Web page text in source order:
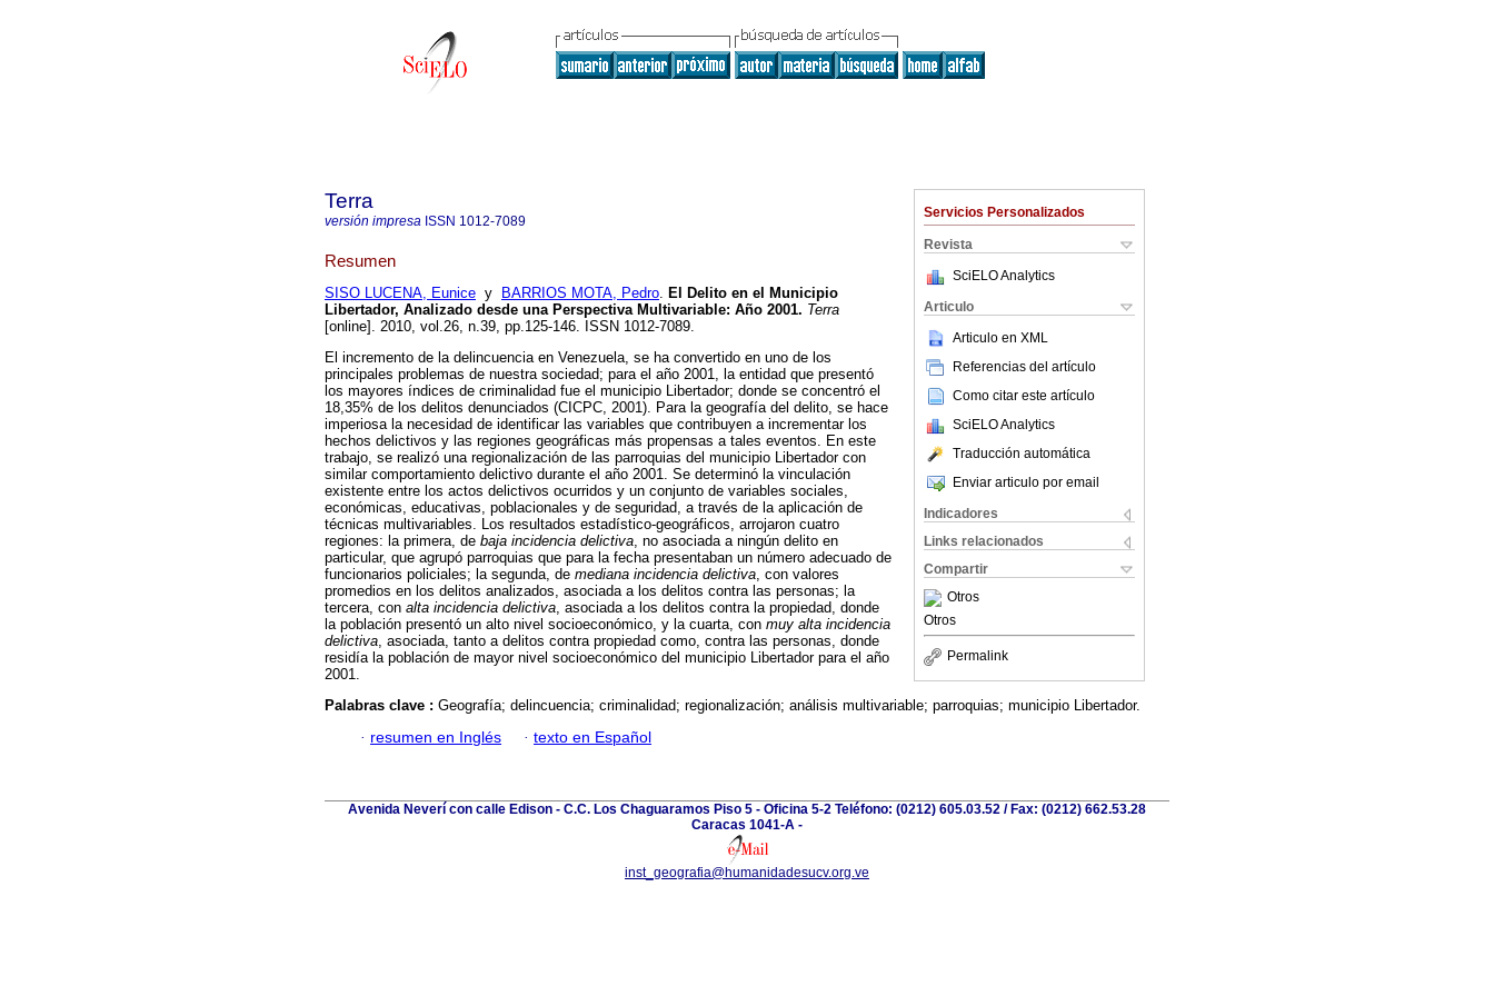
Servicios Personalizados
Revista
SciELO Analytics
Articulo
Articulo en XML
Referencias del artículo
Como citar este artículo
SciELO Analytics
Traducción automática
Enviar articulo por email
Indicadores
Links relacionados
Compartir
Otros
Otros
Permalink
Terra
versión impresa ISSN 1012-7089
Resumen
SISO LUCENA, Eunice y BARRIOS MOTA, Pedro. El Delito en el Municipio
Libertador, Analizado desde una Perspectiva Multivariable: Año 2001. Terra
[online]. 2010, vol.26, n.39, pp.125-146. ISSN 1012-7089.
El incremento de la delincuencia en Venezuela, se ha convertido en uno de los
principales problemas de nuestra sociedad; para el año 2001, la entidad que presentó
los mayores índices de criminalidad fue el municipio Libertador; donde se concentró el
18,35% de los delitos denunciados (CICPC, 2001). Para la geografía del delito, se hace
imperiosa la necesidad de identificar las variables que contribuyen a incrementar los
hechos delictivos y las regiones geográficas más propensas a tales eventos. En este
trabajo, se realizó una regionalización de las parroquias del municipio Libertador con
similar comportamiento delictivo durante el año 2001. Se determinó la vinculación
existente entre los actos delictivos ocurridos y un conjunto de variables sociales,
económicas, educativas, poblacionales y de seguridad, a través de la aplicación de
técnicas multivariables. Los resultados estadístico-geográficos, arrojaron cuatro
regiones: la primera, de baja incidencia delictiva, no asociada a ningún delito en
particular, que agrupó parroquias que para la fecha presentaban un número adecuado de
funcionarios policiales; la segunda, de mediana incidencia delictiva, con valores
promedios en los delitos analizados, asociada a los delitos contra las personas; la
tercera, con alta incidencia delictiva, asociada a los delitos contra la propiedad, donde
la población presentó un alto nivel socioeconómico, y la cuarta, con muy alta incidencia
delictiva, asociada, tanto a delitos contra propiedad como, contra las personas, donde
residía la población de mayor nivel socioeconómico del municipio Libertador para el año
2001.
Palabras clave : Geografía; delincuencia; criminalidad; regionalización; análisis multivariable; parroquias; municipio Libertador.
· resumen en Inglés · texto en Español
Avenida Neverí con calle Edison - C.C. Los Chaguaramos Piso 5 - Oficina 5-2 Teléfono: (0212) 605.03.52 / Fax: (0212) 662.53.28
Caracas 1041-A -
inst_geografia@humanidadesucv.org.ve